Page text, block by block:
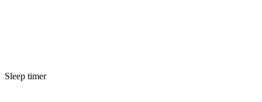
Sleep timer